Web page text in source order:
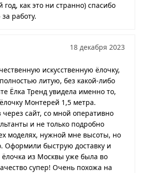
как это ни странно) спасибо
работу.
18 декабря 2023
искусственную ёлочку,
литую, без какой-либо
Ёлка Тренд увидела именно то,
Монтерей 1,5 метра.
сайт, со мной оперативно
и не только подробно
моделях, нужной мне высоты, но
Оформили быструю доставку и
ёлочка из Москвы уже была во
супер! Очень похожа на